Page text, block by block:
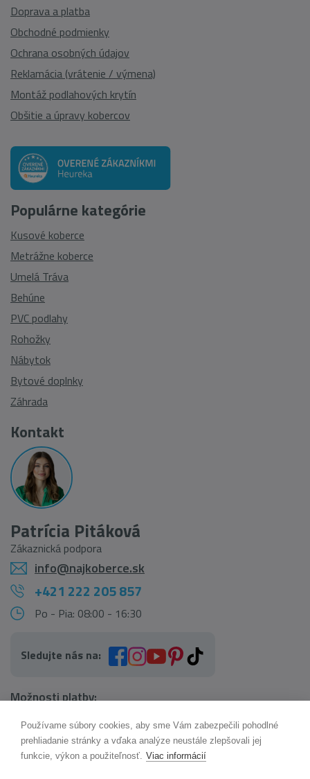
Doprava a platba
Obchodné podmienky
Ochrana osobných údajov
Reklamácia (vrátenie / výmena)
Montáž podlahových krytín
Obšitie a úpravy kobercov
Populárne kategórie
Kusové koberce
Metrážne koberce
Umelá Tráva
Behúne
PVC podlahy
Rohožky
Nábytok
Bytové doplnky
Záhrada
Kontakt
Patrícia Pitáková
Zákaznická podpora
info@najkoberce.sk
+421 222 205 857
Po - Pia: 08:00 - 16:30
Sledujte nás na:
Možnosti platby:
AI pomocník Maxík
Online
Používame súbory cookies, aby sme Vám zabezpečili pohodlné
prehliadanie stránky a vďaka analýze neustále zlepšovali jej
funkcie, výkon a použiteľnosť. Viac informácií